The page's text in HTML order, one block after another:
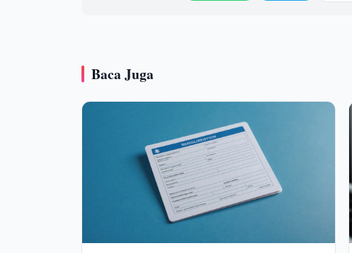
Baca Juga